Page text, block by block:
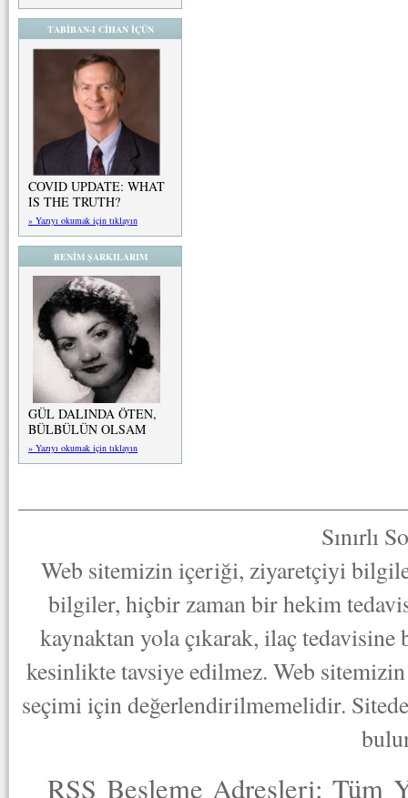
TABİBAN-I CİHAN İÇÜN
COVID UPDATE: WHAT
IS THE TRUTH?
» Yazıyı okumak için tıklayın
BENİM ŞARKILARIM
GÜL DALINDA ÖTEN,
BÜLBÜLÜN OLSAM
» Yazıyı okumak için tıklayın
Sınırlı
Web sitemizin içeriği, ziyaretçiyi
bilgiler, hiçbir zaman bir hekim
kaynaktan yola çıkarak, ilaç
kesinlikte tavsiye edilmez. Web
seçimi için değerlendirilmemelidir.
RSS Besleme Adresleri:Tüm